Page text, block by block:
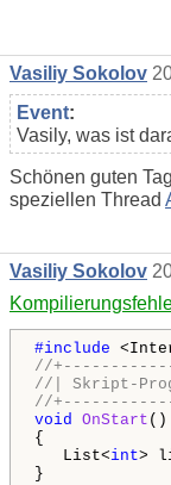
Vasiliy Sokolov
Event:
Vasily, was ist
Schönen guten
speziellen Thread
Vasiliy Sokolov
#include
//
//| Skript-
//
void OnStart ()
{
List<int>
}